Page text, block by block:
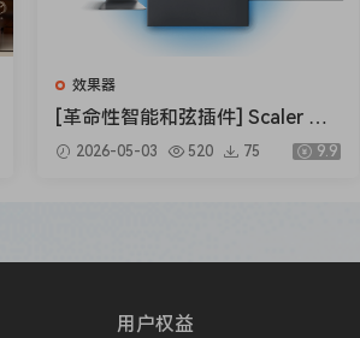
(Wired, Classic, and Modern).
only do the RetroMod LoFreq plug-
they also add a contemporary
oscillator helps beef up the sound
(Wired, Classic, and Modern).
效果器
[革命性智能和弦插件] Scaler Mu
sic Scaler 3 v3.2.2 Regged-HCi
SO [MacOSX]（1.45GB）
2026-05-03 520 75 9.9
用户权益